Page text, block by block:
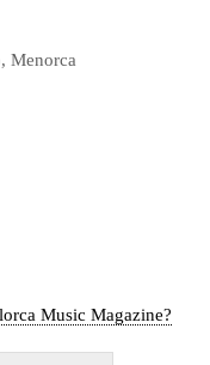
Menorca
Music Magazine?